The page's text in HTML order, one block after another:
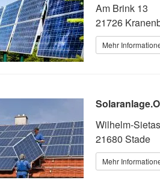
Am Brink 13
21726
Mehr
Wilhelm-
21680 Stade
Mehr